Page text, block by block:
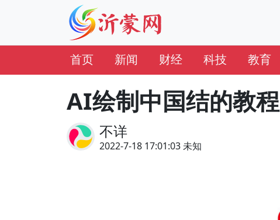
首页 新闻 财经 科技 教育
AI绘制中国结的教程
不详
2022-7-18 17:01:03 未知